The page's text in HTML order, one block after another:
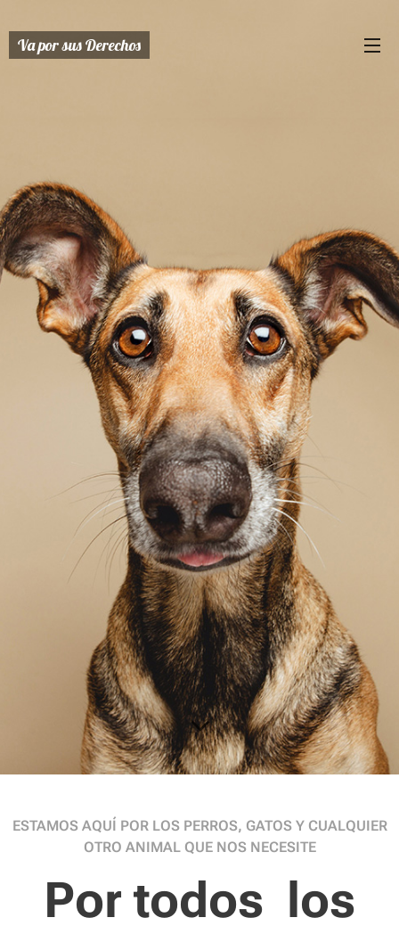
Va por sus Derechos
ESTAMOS AQUÍ POR LOS PERROS, GATOS Y CUALQUIER
OTRO ANIMAL QUE NOS NECESITE
Por todos los